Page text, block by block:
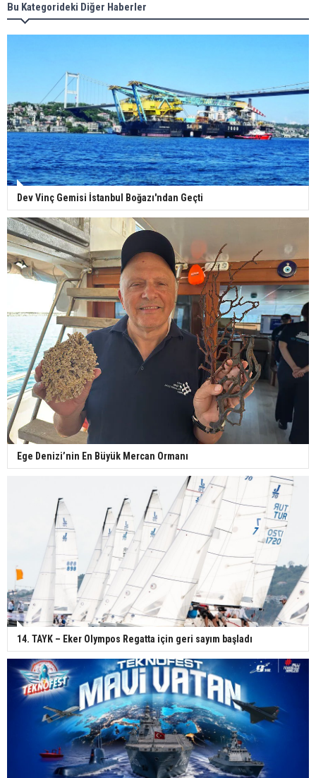
Bu Kategorideki Diğer Haberler
Dev Vinç Gemisi İstanbul Boğazı'ndan Geçti
Ege Denizi’nin En Büyük Mercan Ormanı
14. TAYK – Eker Olympos Regatta için geri sayım başladı